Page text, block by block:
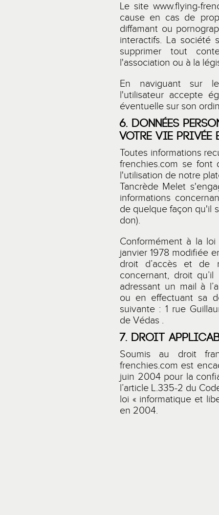
Le site www.flying-
cause en cas de
diffamant ou
interactifs. La société
supprimer tout
l'association ou à la
En naviguant sur
l'utilisateur accepte
éventuelle sur son
6. DONNÉES
VOTRE VIE PRIVÉE
Toutes informations
frenchies.com se font
l'utilisation de notre
Tancrède Melet
informations
de quelque façon qu'il
don).
Conformément à la
janvier 1978 modifiée
droit d’accès et de
concernant, droit
adressant un mail à
ou en effectuant sa
suivante : 1 rue
de Védas .
7. DROIT
Soumis au droit
frenchies.com est
juin 2004 pour la
l’article L.335-2 du
loi « informatique et
en 2004.